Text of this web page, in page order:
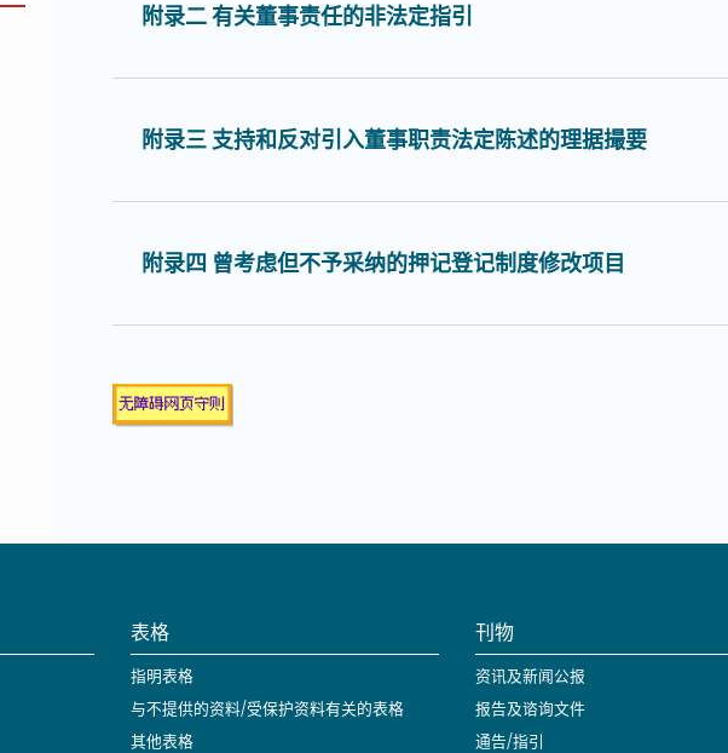
附录二 有关董事责任的非法定指引
附录三 支持和反对引入董事职责法定陈述的理据撮要
附录四 曾考虑但不予采纳的押记登记制度修改项目
表格
指明表格
与不提供的资料/受保护资料有关的表格
其他表格
刊物
资讯及新闻公报
报告及谘询文件
通告/指引